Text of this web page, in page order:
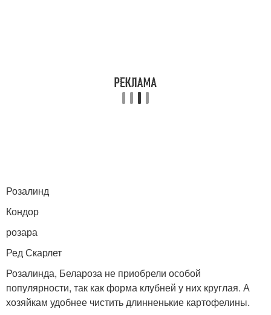
Розалинд
Кондор
розара
Ред Скарлет
Розалинда, Белароза не приобрели особой
популярности, так как форма клубней у них круглая. А
хозяйкам удобнее чистить длинненькие картофелины.